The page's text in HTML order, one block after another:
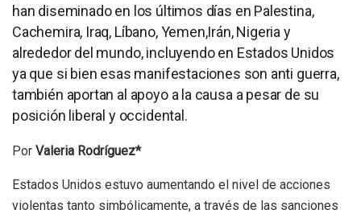
han diseminado en los últimos días en Palestina,
Cachemira, Iraq, Líbano, Yemen,Irán, Nigeria y
alrededor del mundo, incluyendo en Estados Unidos
ya que si bien esas manifestaciones son anti guerra,
también aportan al apoyo a la causa a pesar de su
posición liberal y occidental.
Por Valeria Rodríguez*
Estados Unidos estuvo aumentando el nivel de acciones
violentas tanto simbólicamente, a través de las sanciones